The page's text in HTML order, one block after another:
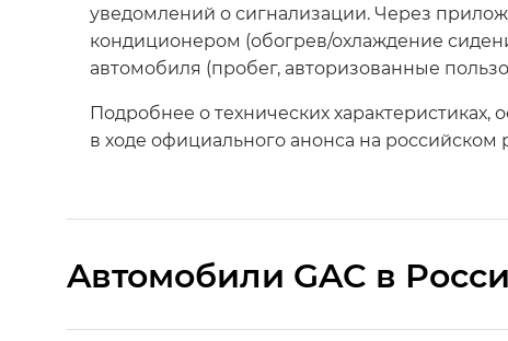
уведомлений о сигнализации. Через
кондиционером (обогрев/охлаждение
автомобиля (пробег, авторизованные
Подробнее о технических
в ходе официального анонса на российском
Aвтомобили GAC в